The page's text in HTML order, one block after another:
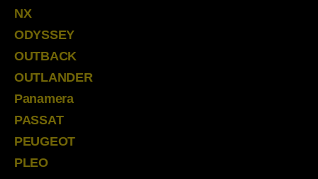
NX
ODYSSEY
OUTBACK
OUTLANDER
Panamera
PASSAT
PEUGEOT
PLEO